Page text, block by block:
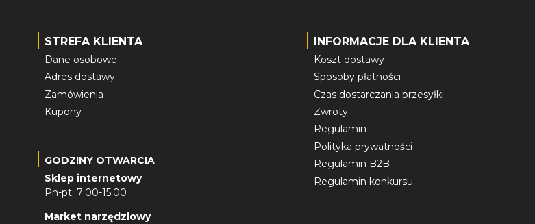
STREFA KLIENTA
Dane osobowe
Adres dostawy
Zamówienia
Kupony
GODZINY OTWARCIA
Sklep internetowy
Pn-pt: 7:00-15:00
Market narzędziowy
INFORMACJE DLA KLIENTA
Koszt dostawy
Sposoby płatności
Czas dostarczania przesyłki
Zwroty
Regulamin
Polityka prywatności
Regulamin B2B
Regulamin konkursu